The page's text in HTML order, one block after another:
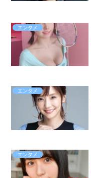
エンタメ
エンタメ
エンタメ